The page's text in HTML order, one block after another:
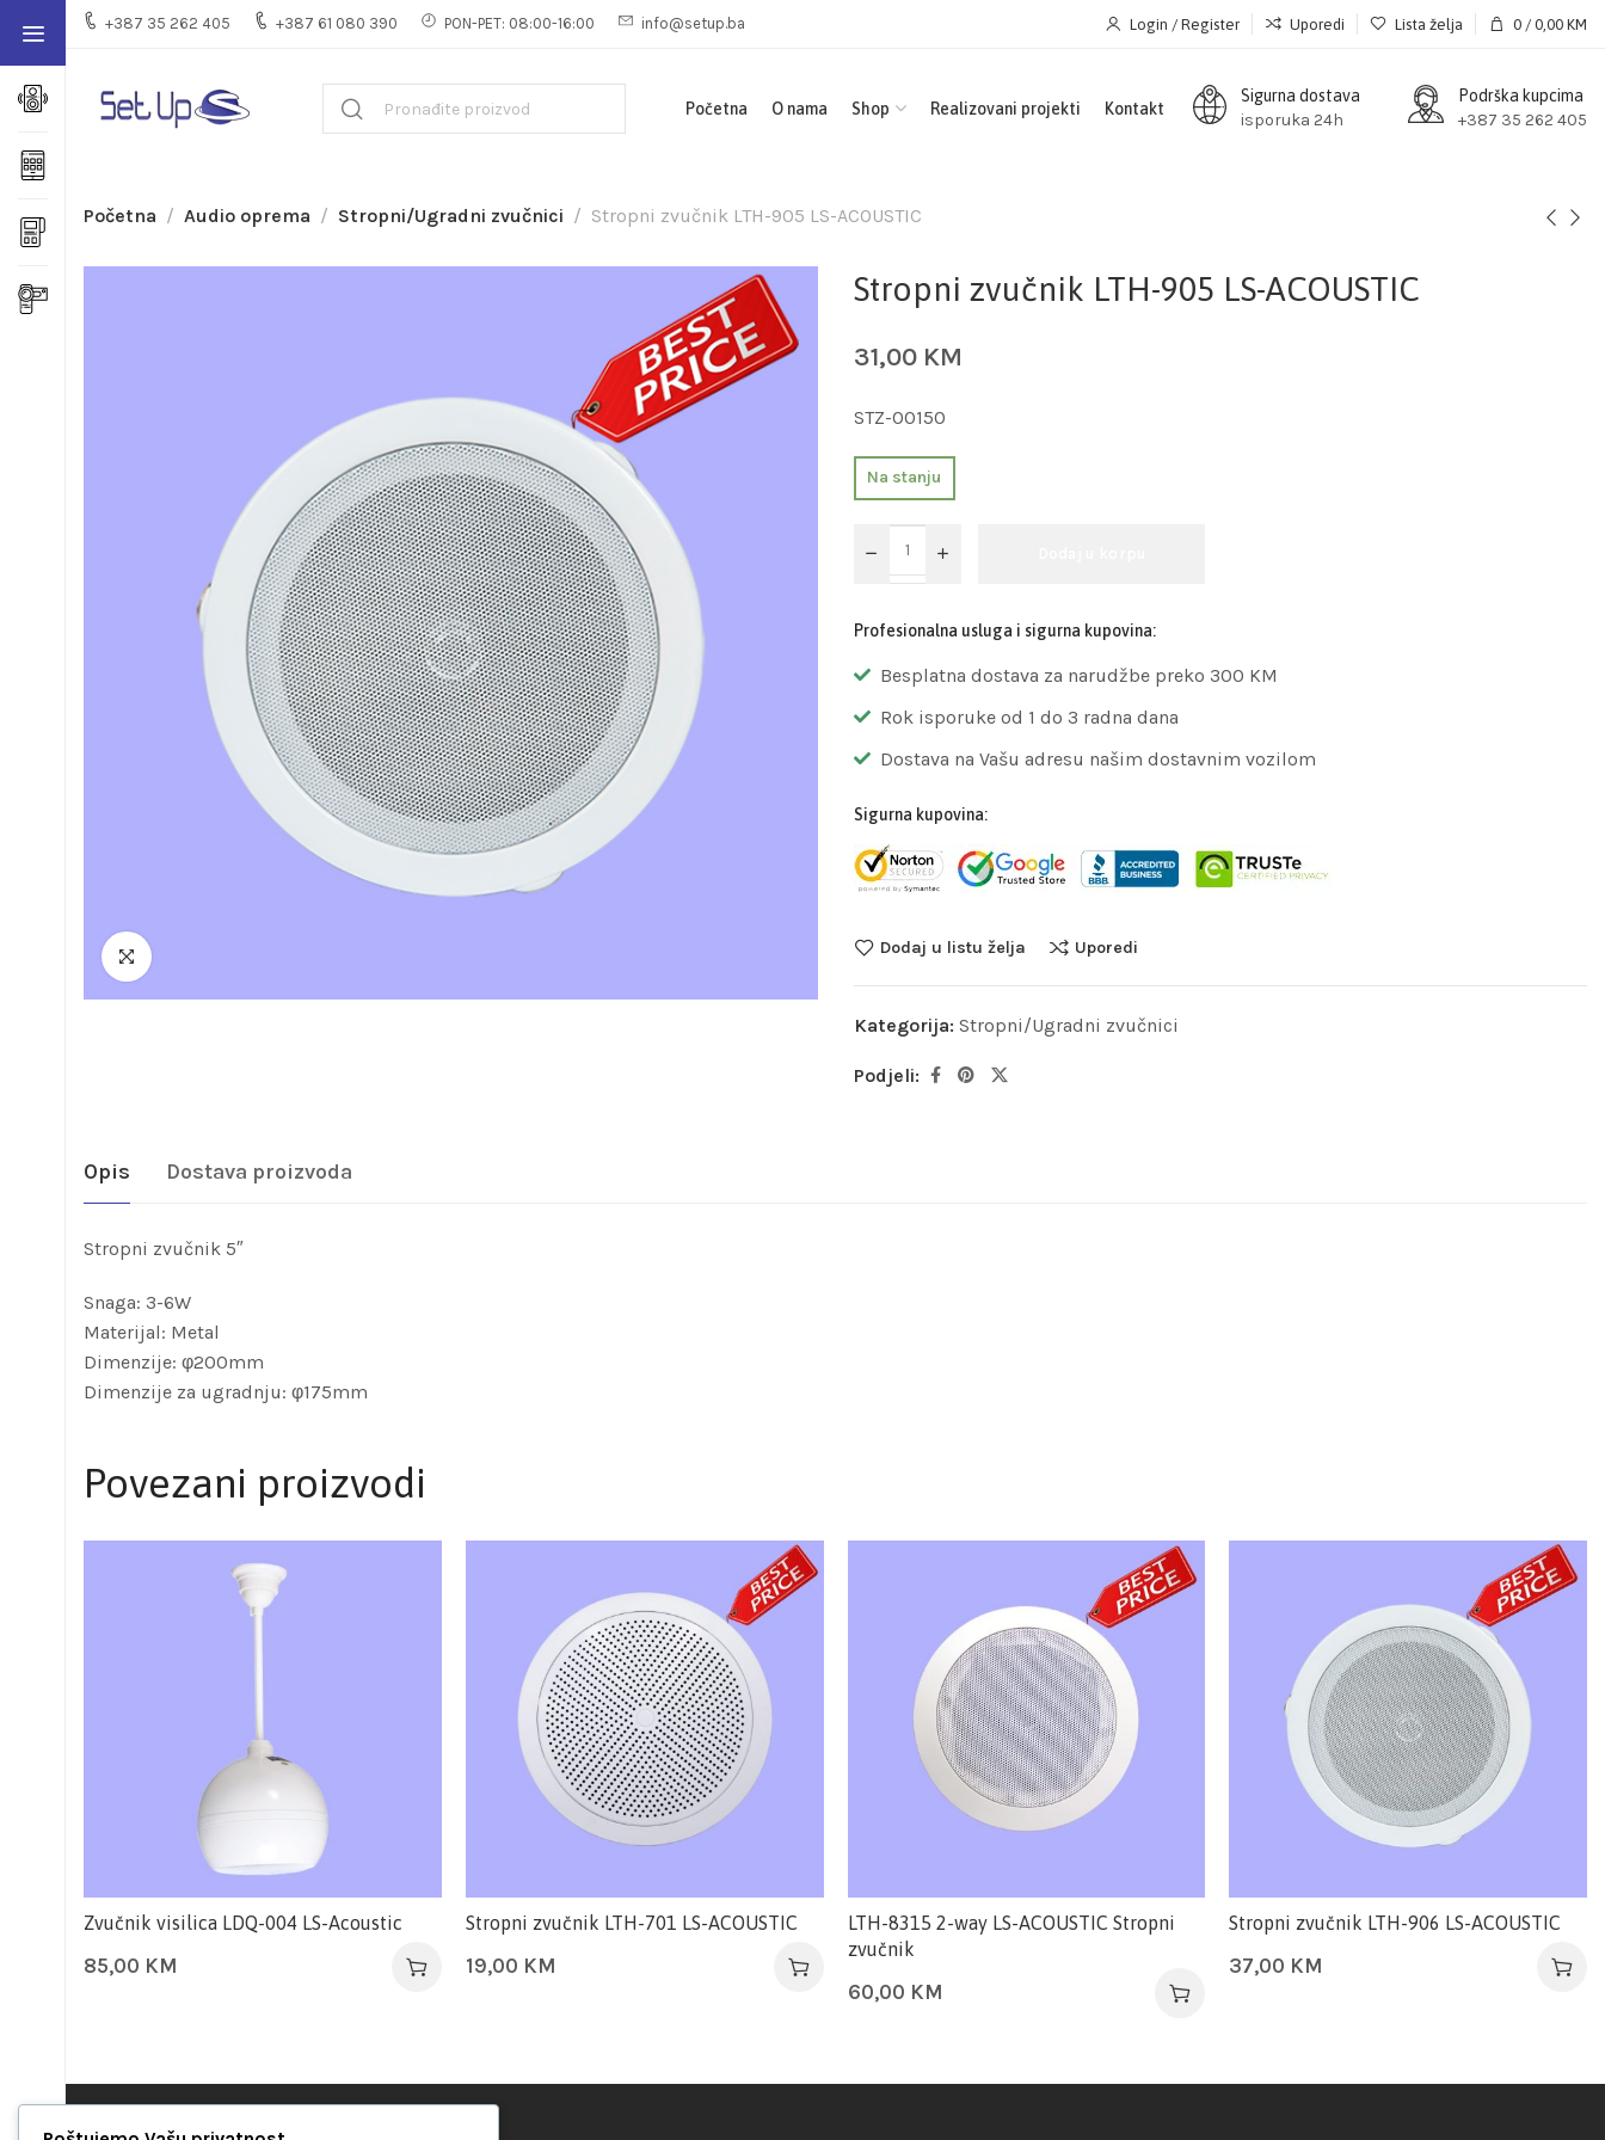
+387 35 262 405 +387 61 080 390 PON-PET: 08:00-16:00 info@setup.ba Login / Register Uporedi Lista želja 0 / 0,00 KM
Početna O nama Shop Realizovani projekti Kontakt
Sigurna dostava
isporuka 24h
Podrška kupcima
+387 35 262 405
Početna Audio oprema Stropni/Ugradni zvučnici Stropni zvučnik LTH-905 LS-ACOUSTIC
Stropni zvučnik LTH-905 LS-ACOUSTIC
31,00 KM
STZ-00150
Na stanju
Profesionalna usluga i sigurna kupovina:
Besplatna dostava za narudžbe preko 300 KM
Rok isporuke od 1 do 3 radna dana
Dostava na Vašu adresu našim dostavnim vozilom
Sigurna kupovina:
Dodaj u listu želja Uporedi
Kategorija: Stropni/Ugradni zvučnici
Podjeli:
Opis Dostava proizvoda
Stropni zvučnik 5″
Snaga: 3-6W
Materijal: Metal
Dimenzije: φ200mm
Dimenzije za ugradnju: φ175mm
Povezani proizvodi
Zvučnik visilica LDQ-004 LS-Acoustic
85,00 KM
Stropni zvučnik LTH-701 LS-ACOUSTIC
19,00 KM
LTH-8315 2-way LS-ACOUSTIC Stropni
zvučnik
60,00 KM
Stropni zvučnik LTH-906 LS-ACOUSTIC
37,00 KM